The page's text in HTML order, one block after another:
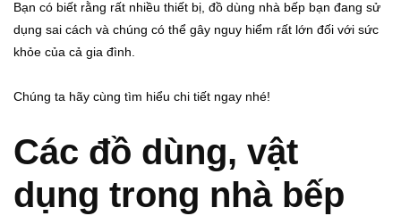
Bạn có biết rằng rất nhiều thiết bị, đồ dùng nhà bếp bạn đang sử
dụng sai cách và chúng có thể gây nguy hiểm rất lớn đối với sức
khỏe của cả gia đình.
Chúng ta hãy cùng tìm hiểu chi tiết ngay nhé!
Các đồ dùng, vật
dụng trong nhà bếp